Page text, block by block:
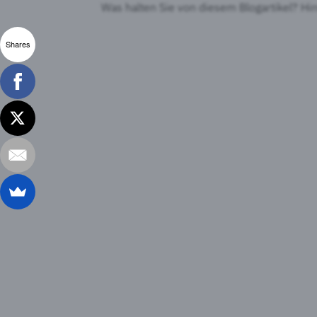
Was halten Sie von diesem Blogartikel?
Shares